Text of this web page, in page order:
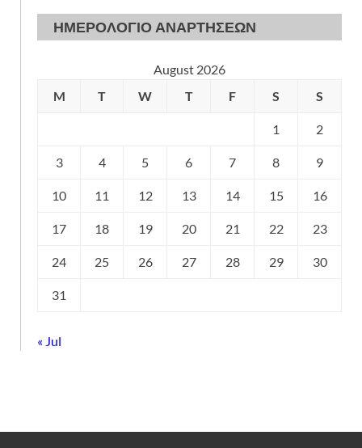
ΗΜΕΡΟΛΟΓΙΟ ΑΝΑΡΤΗΣΕΩΝ
August 2026
M
T W T F S S
1 2
3 4 5 6 7 8 9
10 11 12 13 14 15 16
17 18 19 20 21 22 23
24 25 26 27 28 29 30
31
« Jul